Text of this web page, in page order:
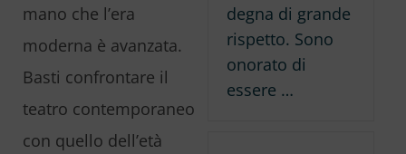
mano che l’era
moderna è avanzata.
Basti confrontare il
teatro contemporaneo
con quello dell’età
degna di grande
rispetto. Sono
onorato di
essere …